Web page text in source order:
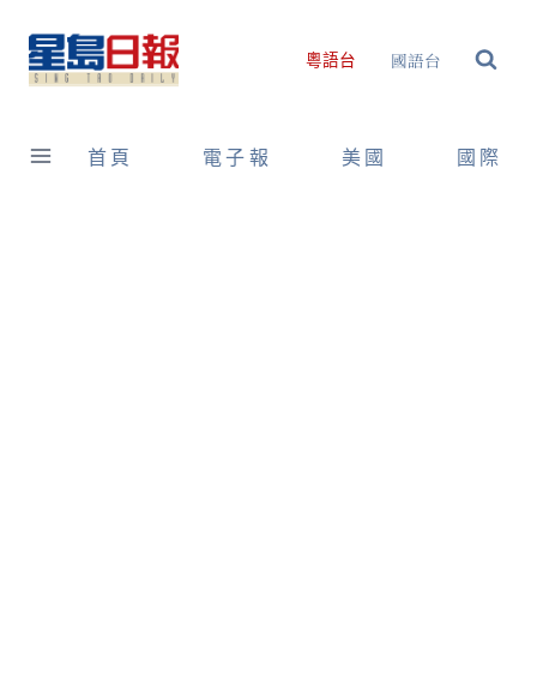
content
粵語台 國語台
首頁 電子報 美國 國際